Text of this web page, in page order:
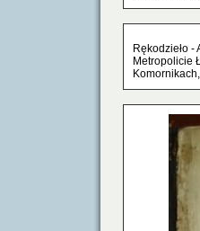
Rękodzieło
Metropolicie